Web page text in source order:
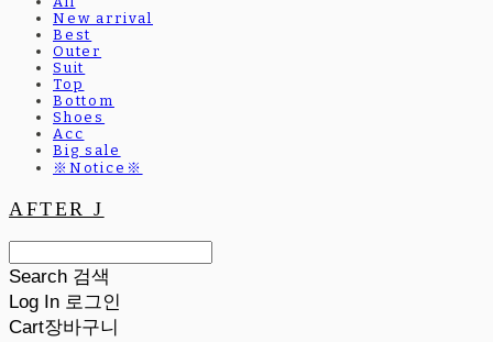
New arrival
Best
Outer
Suit
Top
Bottom
Shoes
Acc
Big sale
※Notice※
AFTER J
Search 검색
Log In 로그인
Cart장바구니